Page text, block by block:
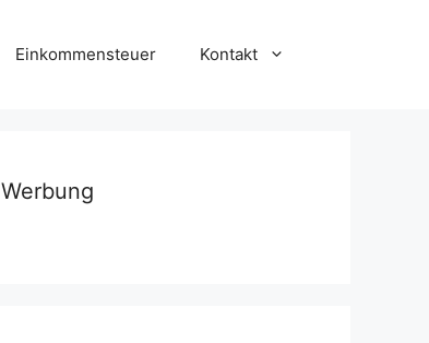
Einkommensteuer Kontakt
Werbung